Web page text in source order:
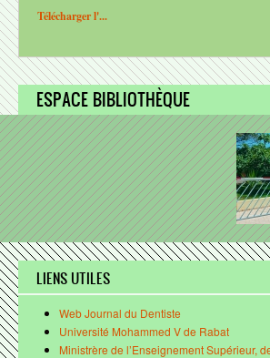
DUT des assistants dentaires
Formation continue
Formations CU et DU
Formation de courte durée
RECHERCHE ET COOPÉRATION
Recherche scientifique
Structures de Recherche
Laboratoire de Biotechnologie OraleProjets
Comité d'éthique
Coopération
Télécharger l'...
ESPACE BIBLIOTHÈQUE
LIENS UTILES
Web Journal du Dentiste
Université Mohammed V de Rabat
Ministrère de l’Enseignement Supérieur,